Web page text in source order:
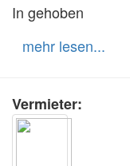
In gehoben
mehr lesen...
Vermieter: